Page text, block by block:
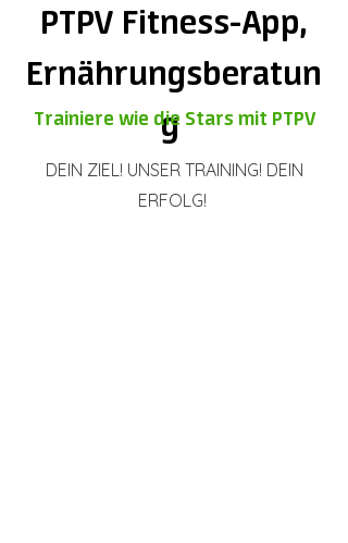
PTPV Fitness-App,
Ernährungsberatun
g
Trainiere wie die Stars mit PTPV
DEIN ZIEL! UNSER TRAINING! DEIN
ERFOLG!